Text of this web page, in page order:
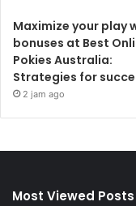
Maximize your play
bonuses at Best
Pokies Australia:
Strategies for
2 jam ago
Most Viewed Posts